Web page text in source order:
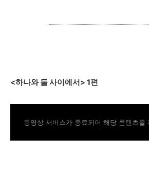
<하나와 둘 사이에서> 1편
동영상 서비스가 종료되어 해당 콘텐츠를